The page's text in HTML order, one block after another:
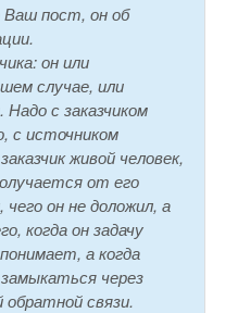
Ваш пост, он об
он или
случае, или
с заказчиком
с источником
живой человек,
от его
он не доложил, а
когда он задачу
а когда
через
обратной связи.